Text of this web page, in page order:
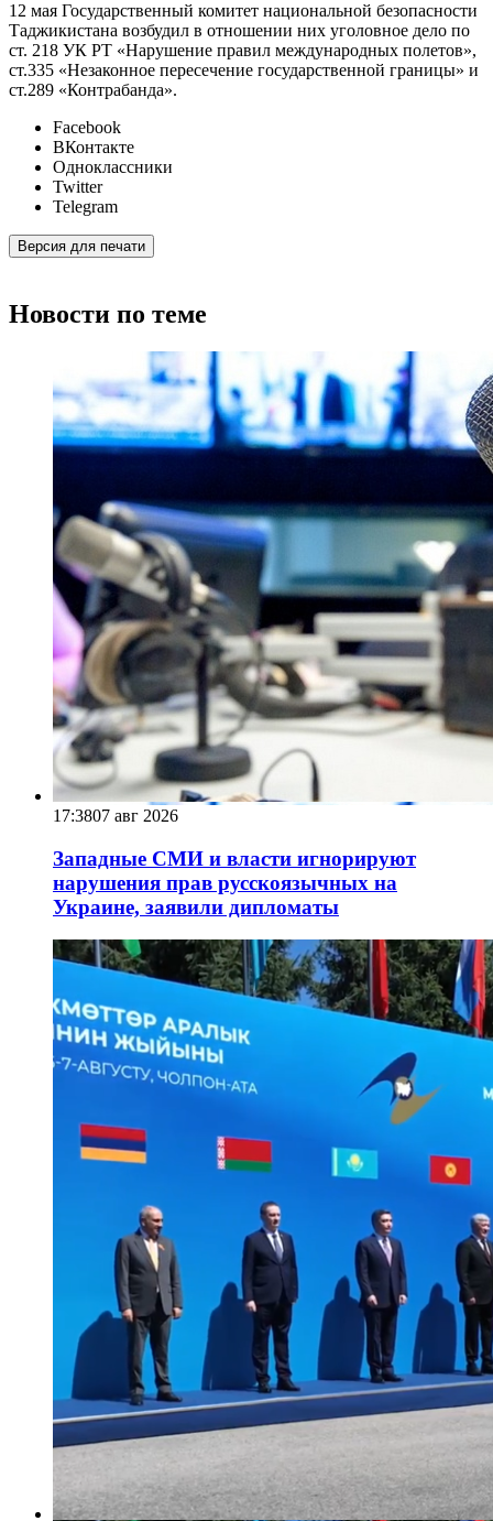
12 мая Государственный комитет национальной безопасности
Таджикистана возбудил в отношении них уголовное дело по
ст. 218 УК РТ «Нарушение правил международных полетов»,
ст.335 «Незаконное пересечение государственной границы» и
ст.289 «Контрабанда».
Facebook
ВКонтакте
Одноклассники
Twitter
Telegram
Версия для печати
Новости по теме
17:3807 авг 2026
Западные СМИ и власти игнорируют
нарушения прав русскоязычных на
Украине, заявили дипломаты